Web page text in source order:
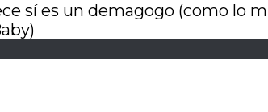
sí es un demagogo (como lo